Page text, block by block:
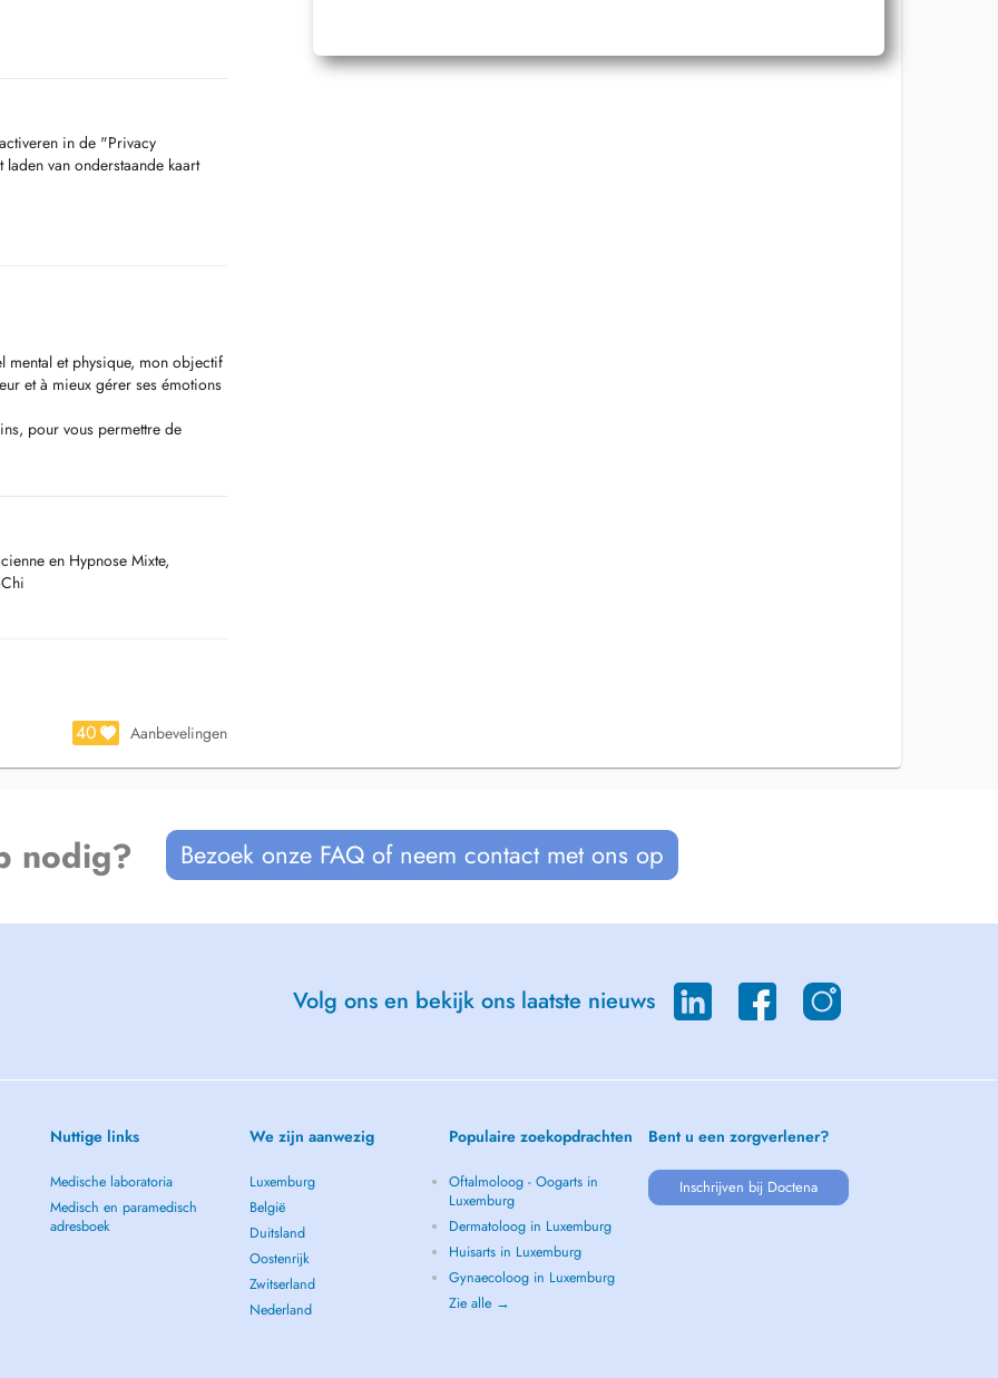
in de "Privacy
van onderstaande kaart
mental et physique, mon objectif
et à mieux gérer ses émotions
pour vous permettre de
surmonter le stress,
et les schémas
d'apaiser les tensions
difficulté émotionnelle.
des mains, qui favorise la
de l'énergie vitale et un bien
en Hypnose Mixte,
40 Aanbevelingen
nodig? Bezoek onze FAQ of neem contact met ons op
Volg ons en bekijk ons laatste nieuws
Nuttige links
Medische laboratoria
Medisch en paramedisch
adresboek
We zijn aanwezig
Luxemburg
België
Duitsland
Oostenrijk
Zwitserland
Nederland
Populaire zoekopdrachten
Oftalmoloog - Oogarts in
Luxemburg
Dermatoloog in Luxemburg
Huisarts in Luxemburg
Gynaecoloog in Luxemburg
Zie alle →
Bent u een zorgverlener?
Inschrijven bij Doctena